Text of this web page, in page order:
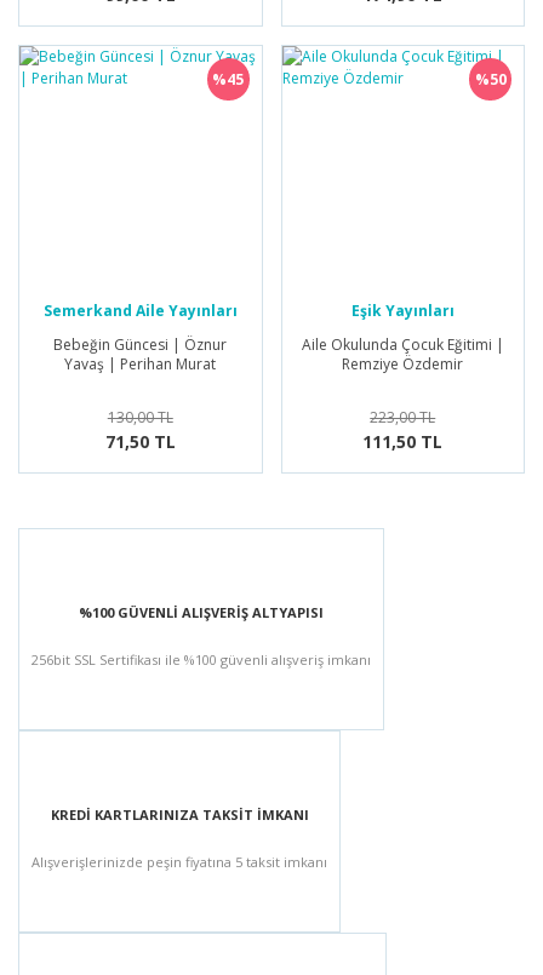
%45
Semerkand Aile Yayınları
Bebeğin Güncesi | Öznur
Yavaş | Perihan Murat
130,00 TL
71,50 TL
%50
Eşik Yayınları
Aile Okulunda Çocuk Eğitimi |
Remziye Özdemir
223,00 TL
111,50 TL
%100 GÜVENLİ ALIŞVERİŞ ALTYAPISI
256bit SSL Sertifikası ile %100 güvenli alışveriş imkanı
KREDİ KARTLARINIZA TAKSİT İMKANI
Alışverişlerinizde peşin fiyatına 5 taksit imkanı